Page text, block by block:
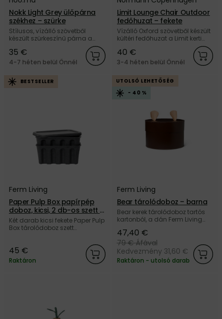
Nokk Light Grey ülőpárna
székhez – szürke
Stílusos, vízálló szövetből
készült szürkeszínű párna a
márkától. Vásároljon nálunk, és
kapjon 5 év garanciát.
35 €
4-7 héten belül Önnél
Limit Lounge Chair Outdoor
fedőhuzat – fekete
Vízálló Oxford szövetből készült
kültéri fedőhuzat a Limit kerti
Copenhagen márkától.
40 €
3-4 héten belül Önnél
BESTSELLER
Ferm Living
Paper Pulp Box papírpép
doboz, kicsi, 2 db-os szett –
fekete
Két darab kicsi fekete Paper Pulp
Box tárolódoboz szett
45 €
Raktáron
UTOLSÓ LEHETŐSÉG
- 40 %
Ferm Living
Bear tárolódoboz – barna
Bear kerek tárolódoboz tartós
kartonból, a dán Ferm Living
vásároljon még ma!
47,40 €
79 €Áfával
Kedvezmény 31,60 €
Raktáron - utolsó darab